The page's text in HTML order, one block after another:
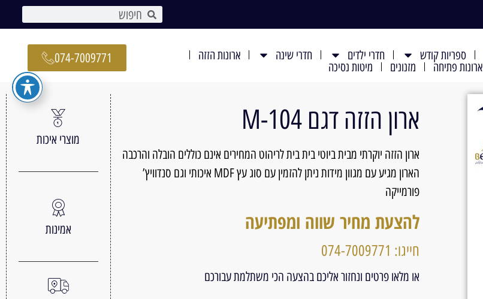
ספריות קודש חדרי ילדים חדרי שינה
ארונות הזזה
ארונות פתיחה
מזנונים מיטות נסיכה
074-7009771
ארון הזזה דגם 104-M
ארון הזזה יוקרתי מבית ביוטי בית בית לריהוט המחירים אינם כוללים הובלה והרכבה
הארון מגיע עם מגוון מידות ניתן להזמין עם סוג עץ MDF איכותי וגם סנדוויץ’
פורמייקה
להצעת מחיר שווה ומפתיעה
חייגו: 074-7009771
או מלאו פרטים ונחזור אליכם בהצעה הכי משתלמת עבורכם
מוצרי איכות
אמינות